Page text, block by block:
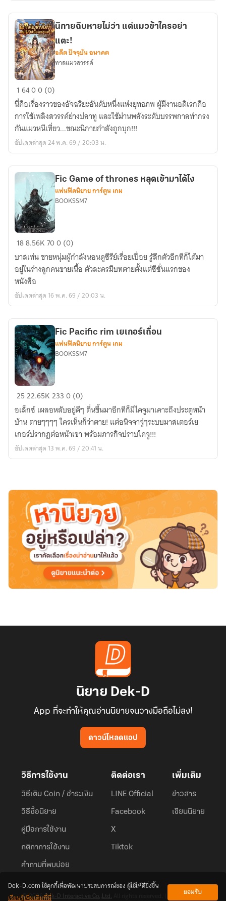
นิกาย
ฉิบหาย
ไม่
ว่า
แต่
แมว
ใคร
แตะ!
นิกายฉิบหายไม่ว่า แต่แมวข้าใครอย่า
แตะ!
อดีต ปัจจุบัน อนาคต
ทาสแมวสวรรค์
16400 (0)
นี่คือเรื่องราวของอัจฉริยะอันดับหนึ่งแห่งยุทธภพ ผู้มีงานอดิเรกคือ
การใช้เพลิงสวรรค์ย่างปลาทู และใช้ม่านพลังระดับบรรพกาลทำกรง
กันแมวหนีเที่ยว...ขณะนิกายกำลังถูกบุก!!!
อัปเดตล่าสุด 24 พ.ค. 69 / 20:03 น.
Fic
Game
of
thrones
หลุด
เข้า
ได้
ไง
Fic Game of thrones หลุดเข้ามาได้ไง
แฟนฟิคนิยาย การ์ตูน เกม
BOOKSSM7
188.56K700 (0)
บาสเท่น ชายหนุ่มผู้กำลังนอนดูซีรีย์เรื่อยเปื่อย รู้สึกตัวอีกทีก็ได้มา
อยู่ในร่างลูกคนขายเนื้อ ตัวละครมีบทตายตั้งแต่ซีซั่นแรกของ
หนังสือ
อัปเดตล่าสุด 16 พ.ค. 69 / 20:03 น.
Fic
Pacific
rim
เย
เกอร์
เถื่อน
Fic Pacific rim เยเกอร์เถื่อน
แฟนฟิคนิยาย การ์ตูน เกม
BOOKSSM7
2522.65K2330 (0)
อเล็กซ์ เผลอหลับอยู่ดีๆ ตื่นขึ้นมาอีกทีก็มีไคจูมาเคาะถึงประตูหน้า
บ้าน ตายๆๆๆๆ ใครเห็นก็ว่าตาย! แต่อนิจจาจู่ๆระบบมาสเตอร์เย
เกอร์ปรากฏต่อหน้าเขา พร้อมภารกิจปราบไคจู!!!
อัปเดตล่าสุด 13 พ.ค. 69 / 20:41 น.
นิยาย Dek-D
App ที่จะทำให้คุณอ่านนิยายจนวางมือถือไม่ลง!
ดาวน์โหลดแอป
วิธีการใช้งาน
วิธีเติม Coin / ชำระเงิน
วิธีซื้อนิยาย
คู่มือการใช้งาน
กติกาการใช้งาน
คำถามที่พบบ่อย
ติดต่อเรา
LINE Official
Facebook
X
Tiktok
เพิ่มเติม
ข่าวสาร
เขียนนิยาย
© 2026Dek-D Interactive Co.,Ltd.
Dek-D.com ใช้คุกกี้เพื่อพัฒนาประสบการณ์ของ ผู้ใช้ให้ดียิ่งขึ้น
เรียนรู้เพิ่มเติมที่นี่
ยอมรับ